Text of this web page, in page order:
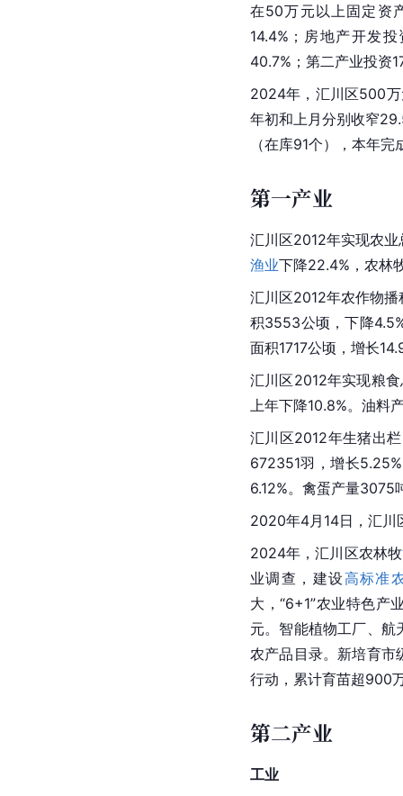
在50万元以上固定资
14.4%；房地产开发
40.7%；第二产业投资
2024年，汇川区500万
年初和上月分别收窄
（在库91个），本年
第一产业
汇川区2012年实现农
渔业下降22.4%，农林
汇川区2012年农作物
积3553公顷，下降
面积1717公顷，增长
汇川区2012年实现粮
上年下降10.8%。油
汇川区2012年生猪出
672351羽，增长
6.12%。禽蛋产量3075
2020年4月14日，汇川
2024年，汇川区农林牧
业调查，建设高标准
大，“6+1”农业特色产
元。智能植物工厂、航
农产品目录。新培育市
行动，累计育苗超900
第二产业
工业